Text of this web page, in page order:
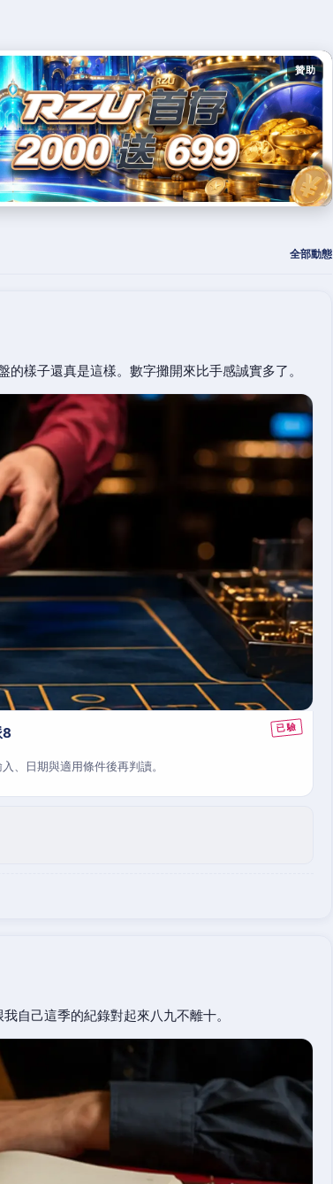
贊助
全部動態
樣子還真是這樣。數字攤開來比手感誠實多了。
8
、日期與適用條件後再判讀。
自己這季的紀錄對起來八九不離十。